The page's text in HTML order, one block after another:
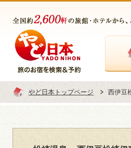
やど日本トップページ 西伊豆